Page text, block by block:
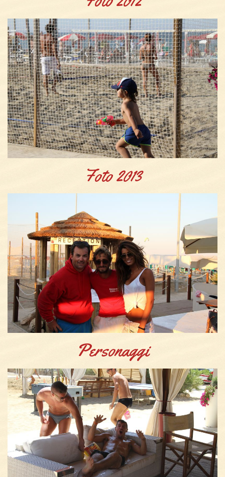
Foto 2013
Personaggi